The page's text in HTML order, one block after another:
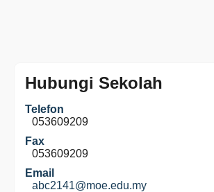
Hubungi Sekolah
Telefon
053609209
Fax
053609209
Email
abc2141@moe.edu.my